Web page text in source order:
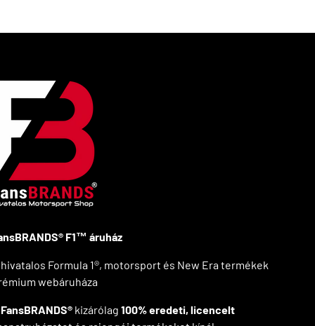
F1™ áruház
hivatalos Formula 1®, motorsport és New Era termékek
webáruháza
FansBRANDS® kizárólag 100% eredeti, licencelt